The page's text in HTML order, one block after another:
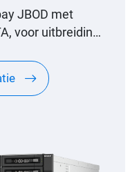
JBOD met
voor uitbreiding